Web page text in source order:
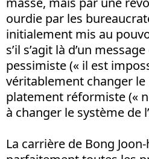
ourdie par les
initialement mis au
s’il s’agit là d’un
pessimiste (« il est
véritablement changer le
platement réformiste («
à changer le système de
La carrière de Bong